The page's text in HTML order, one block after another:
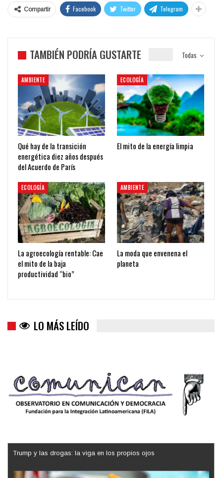
Compartir Facebook Twitter Telegram
Todas
TAMBIÉN PODRÍA GUSTARTE
AMBIENTE
Qué hay de la transición
energética diez años después
del Acuerdo de París
ECOLOGÍA
El mito de la energía limpia
ECOLOGÍA
La agroecología rentable: Cae
el mito de la baja
productividad “bio”
AMBIENTE
La moda que envenena el
planeta
LO MÁS LEÍDO
Trump y las drogas: la viga en los propios ojos